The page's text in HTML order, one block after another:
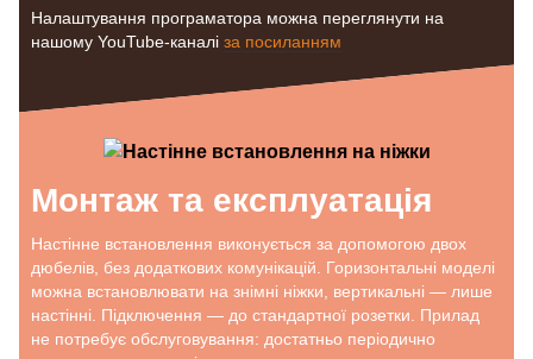
Налаштування програматора можна переглянути на
нашому YouTube-каналі за посиланням
Монтаж та експлуатація
Настінне встановлення виконується за допомогою двох
дюбелів, без додаткових комунікацій. Горизонтальні моделі
можна встановлювати на знімні ніжки, вертикальні — лише
настінні. Підключення — до стандартної розетки. Прилад
не потребує обслуговування: достатньо періодично